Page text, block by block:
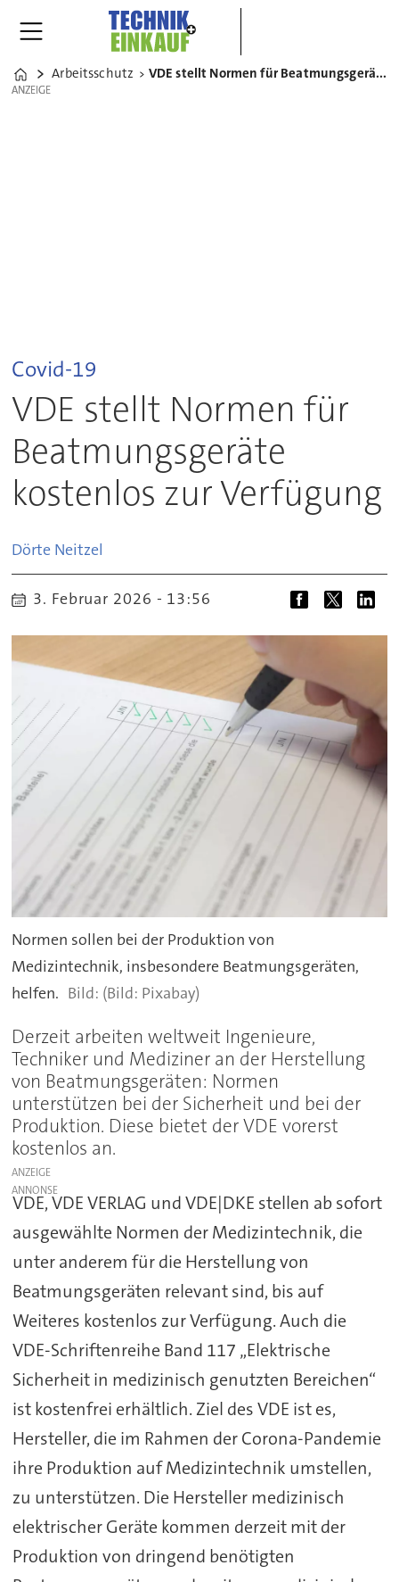
Home
Arbeitsschutz VDE stellt Normen für Beatmungsgeräte kostenlos zur Verfügung
ANZEIGE
ANZEIGE
Covid-19
VDE stellt Normen für
Beatmungsgeräte
kostenlos zur Verfügung
Dörte Neitzel
3. Februar 2026 - 13:56
Normen sollen bei der Produktion von
Medizintechnik, insbesondere Beatmungsgeräten,
helfen.
(Bild: Pixabay)
Derzeit arbeiten weltweit Ingenieure,
Techniker und Mediziner an der Herstellung
von Beatmungsgeräten: Normen
unterstützen bei der Sicherheit und bei der
Produktion. Diese bietet der VDE vorerst
kostenlos an.
ANZEIGE
VDE, VDE VERLAG und VDE|DKE stellen ab sofort
ausgewählte Normen der Medizintechnik, die
unter anderem für die Herstellung von
Beatmungsgeräten relevant sind, bis auf
Weiteres kostenlos zur Verfügung. Auch die
VDE-Schriftenreihe Band 117 „Elektrische
Sicherheit in medizinisch genutzten Bereichen“
ist kostenfrei erhältlich. Ziel des VDE ist es,
Hersteller, die im Rahmen der Corona-Pandemie
ihre Produktion auf Medizintechnik umstellen,
zu unterstützen. Die Hersteller medizinisch
elektrischer Geräte kommen derzeit mit der
Produktion von dringend benötigten